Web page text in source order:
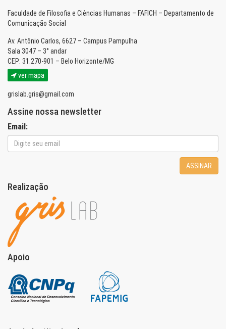
Faculdade de Filosofia e Ciências Humanas – FAFICH – Departamento de
Comunicação Social
Av. Antônio Carlos, 6627 – Campus Pampulha
Sala 3047 – 3° andar
CEP: 31.270-901 – Belo Horizonte/MG
ver mapa
grislab.gris@gmail.com
Assine nossa newsletter
Email:
ASSINAR
Realização
Apoio